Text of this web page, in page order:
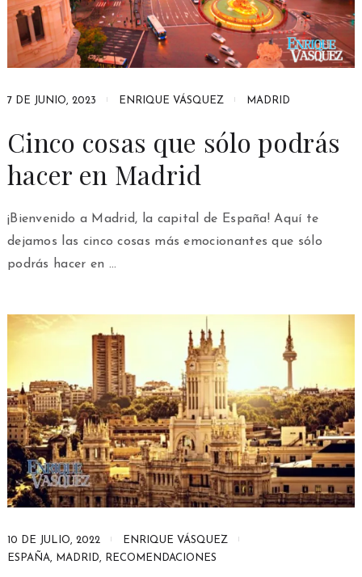
7 DE JUNIO, 2023 ENRIQUE VÁSQUEZ MADRID
Cinco cosas que sólo podrás
hacer en Madrid
¡Bienvenido a Madrid, la capital de España! Aquí te
dejamos las cinco cosas más emocionantes que sólo
podrás hacer en …
10 DE JULIO, 2022
ENRIQUE VÁSQUEZ
ESPAÑA, MADRID, RECOMENDACIONES